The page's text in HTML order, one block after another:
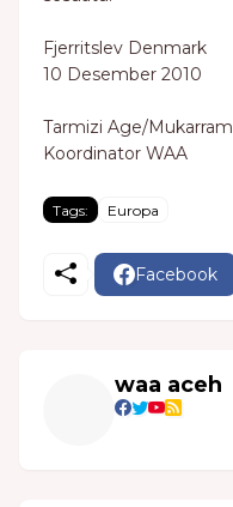
Fjerritslev Denmark
10 Desember 2010
Tarmizi Age/Mukarram
Koordinator WAA
Tags: Europa
Facebook
waa aceh